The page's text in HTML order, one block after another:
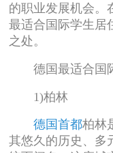
的职业发展机会。
最适合国际学生居
之处。
德国最适合国
1)柏林
德国首都柏林
其悠久的历史、多